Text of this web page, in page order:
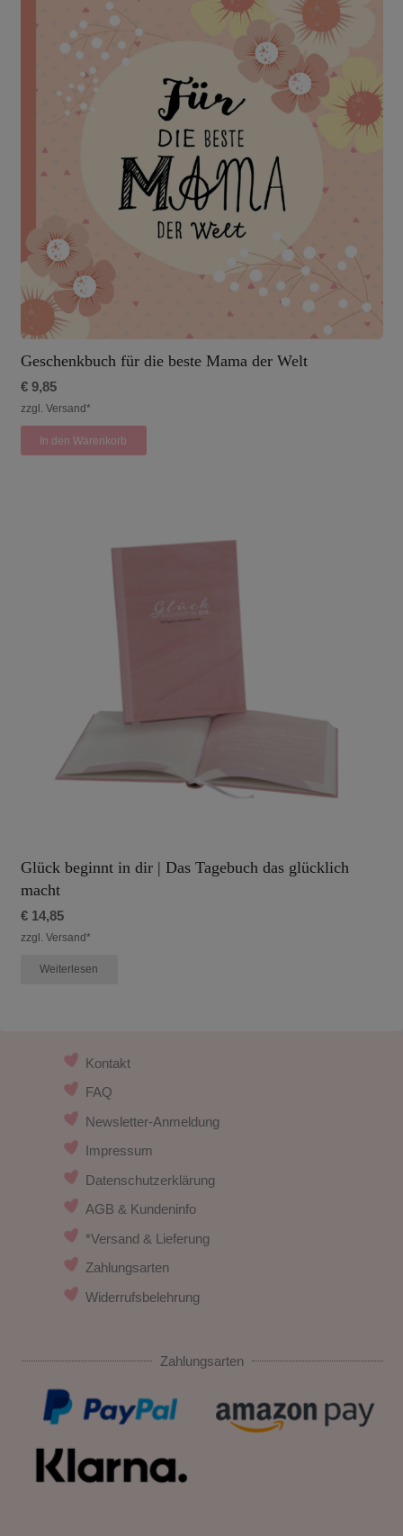
Geschenkbuch für die beste Mama der Welt
€9,85
zzgl. Versand*
In den Warenkorb
Glück beginnt in dir | Das Tagebuch das glücklich
macht
€14,85
zzgl. Versand*
Weiterlesen
Kontakt
FAQ
Newsletter-Anmeldung
Impressum
Datenschutzerklärung
AGB & Kundeninfo
*Versand & Lieferung
Zahlungsarten
Widerrufsbelehrung
Zahlungsarten